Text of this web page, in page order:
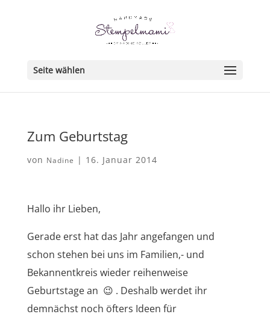
Seite wählen
Zum Geburtstag
von Nadine | 16. Januar 2014
Hallo ihr Lieben,
Gerade erst hat das Jahr angefangen und
schon stehen bei uns im Familien,- und
Bekannentkreis wieder reihenweise
Geburtstage an 😉 . Deshalb werdet ihr
demnächst noch öfters Ideen für